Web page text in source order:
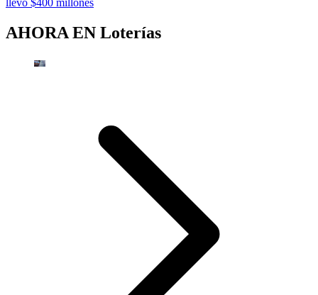
AHORA EN Loterías